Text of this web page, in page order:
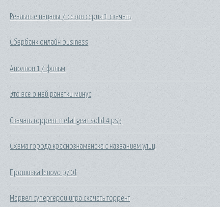
Реальные пацаны 7 сезон серия 1 скачать
Сбербанк онлайн business
Аполлон 17 фильм
Это все о ней ранетки минус
Скачать торрент metal gear solid 4 ps3
Схема города краснознаменска с названием улиц
Прошивка lenovo p70t
Марвел супергерои игра скачать торрент